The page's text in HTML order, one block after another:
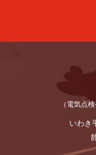
（電気点
いわき